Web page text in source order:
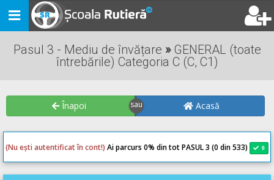
Toggle
navigation
Pasul 3 - Mediu de învățare »GENERAL (toate
întrebările) Categoria C (C, C1)
Înapoi Acasă
(Nu ești autentificat în cont!) Ai parcurs 0% din tot PASUL 3 (0 din 533) 0